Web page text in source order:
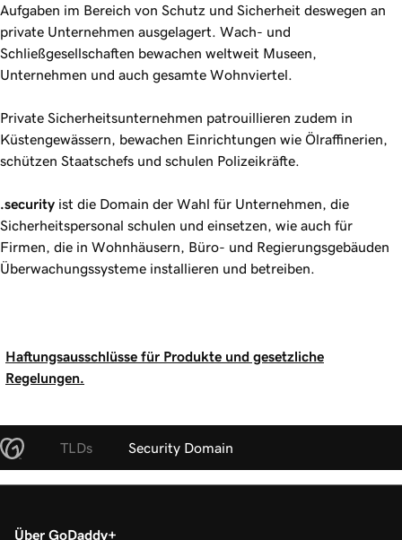
Aufgaben im Bereich von Schutz und Sicherheit deswegen an
private Unternehmen ausgelagert. Wach- und
Schließgesellschaften bewachen weltweit Museen,
Unternehmen und auch gesamte Wohnviertel.
Private Sicherheitsunternehmen patrouillieren zudem in
Küstengewässern, bewachen Einrichtungen wie Ölraffinerien,
schützen Staatschefs und schulen Polizeikräfte.
.security ist die Domain der Wahl für Unternehmen, die
Sicherheitspersonal schulen und einsetzen, wie auch für
Firmen, die in Wohnhäusern, Büro- und Regierungsgebäuden
Überwachungssysteme installieren und betreiben.
Haftungsausschlüsse für Produkte und gesetzliche
Regelungen.
TLDs Security Domain
Über GoDaddy